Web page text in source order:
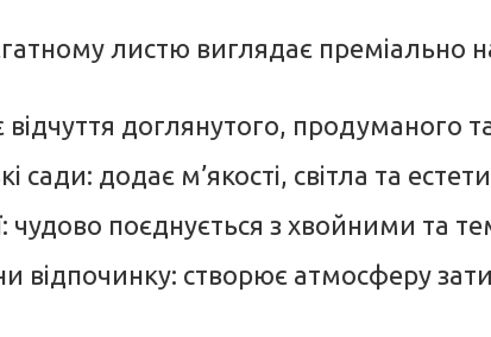
листю виглядає преміально
доглянутого, продуманого
сади: додає м’якості, світла та
чудово поєднується з хвойними та
відпочинку: створює атмосферу